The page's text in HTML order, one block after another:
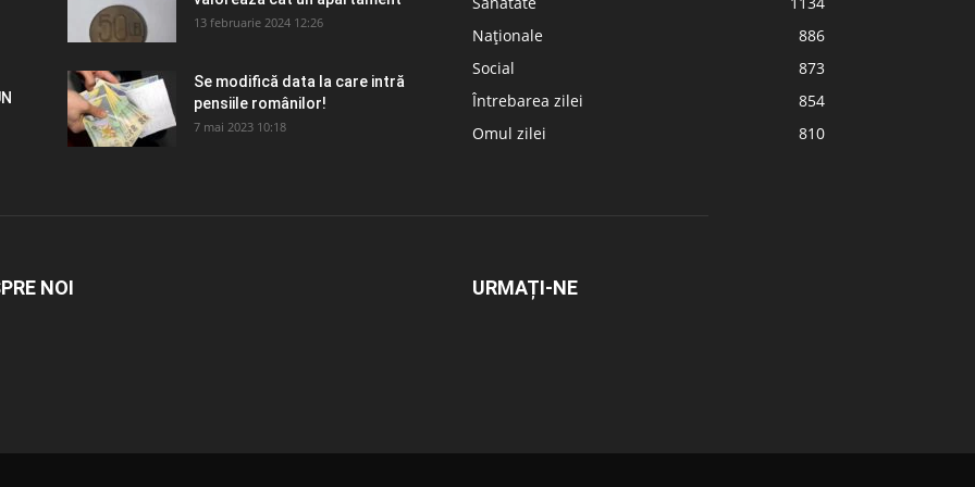
13 februarie 2024 12:26
Se modifică data la care intră
pensiile românilor!
7 mai 2023 10:18
Naționale
886
Social
873
Întrebarea zilei
854
Omul zilei
810
NOI URMAȚI-NE